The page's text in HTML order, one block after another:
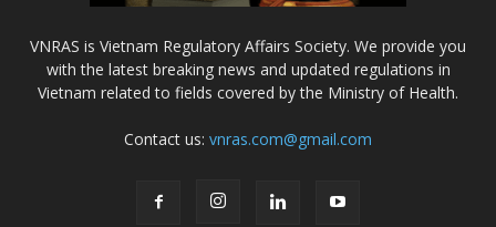
VNRAS is Vietnam Regulatory Affairs Society. We provide you
with the latest breaking news and updated regulations in
Vietnam related to fields covered by the Ministry of Health.
Contact us: vnras.com@gmail.com